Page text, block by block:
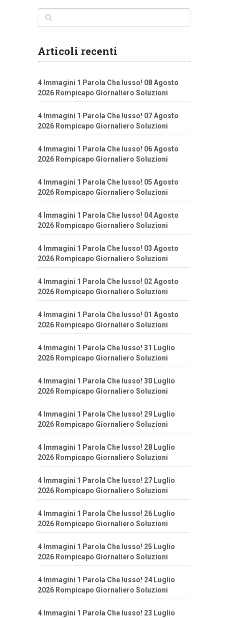
Articoli recenti
4 Immagini 1 Parola Che lusso! 08 Agosto
2026 Rompicapo Giornaliero Soluzioni
4 Immagini 1 Parola Che lusso! 07 Agosto
2026 Rompicapo Giornaliero Soluzioni
4 Immagini 1 Parola Che lusso! 06 Agosto
2026 Rompicapo Giornaliero Soluzioni
4 Immagini 1 Parola Che lusso! 05 Agosto
2026 Rompicapo Giornaliero Soluzioni
4 Immagini 1 Parola Che lusso! 04 Agosto
2026 Rompicapo Giornaliero Soluzioni
4 Immagini 1 Parola Che lusso! 03 Agosto
2026 Rompicapo Giornaliero Soluzioni
4 Immagini 1 Parola Che lusso! 02 Agosto
2026 Rompicapo Giornaliero Soluzioni
4 Immagini 1 Parola Che lusso! 01 Agosto
2026 Rompicapo Giornaliero Soluzioni
4 Immagini 1 Parola Che lusso! 31 Luglio
2026 Rompicapo Giornaliero Soluzioni
4 Immagini 1 Parola Che lusso! 30 Luglio
2026 Rompicapo Giornaliero Soluzioni
4 Immagini 1 Parola Che lusso! 29 Luglio
2026 Rompicapo Giornaliero Soluzioni
4 Immagini 1 Parola Che lusso! 28 Luglio
2026 Rompicapo Giornaliero Soluzioni
4 Immagini 1 Parola Che lusso! 27 Luglio
2026 Rompicapo Giornaliero Soluzioni
4 Immagini 1 Parola Che lusso! 26 Luglio
2026 Rompicapo Giornaliero Soluzioni
4 Immagini 1 Parola Che lusso! 25 Luglio
2026 Rompicapo Giornaliero Soluzioni
4 Immagini 1 Parola Che lusso! 24 Luglio
2026 Rompicapo Giornaliero Soluzioni
4 Immagini 1 Parola Che lusso! 23 Luglio